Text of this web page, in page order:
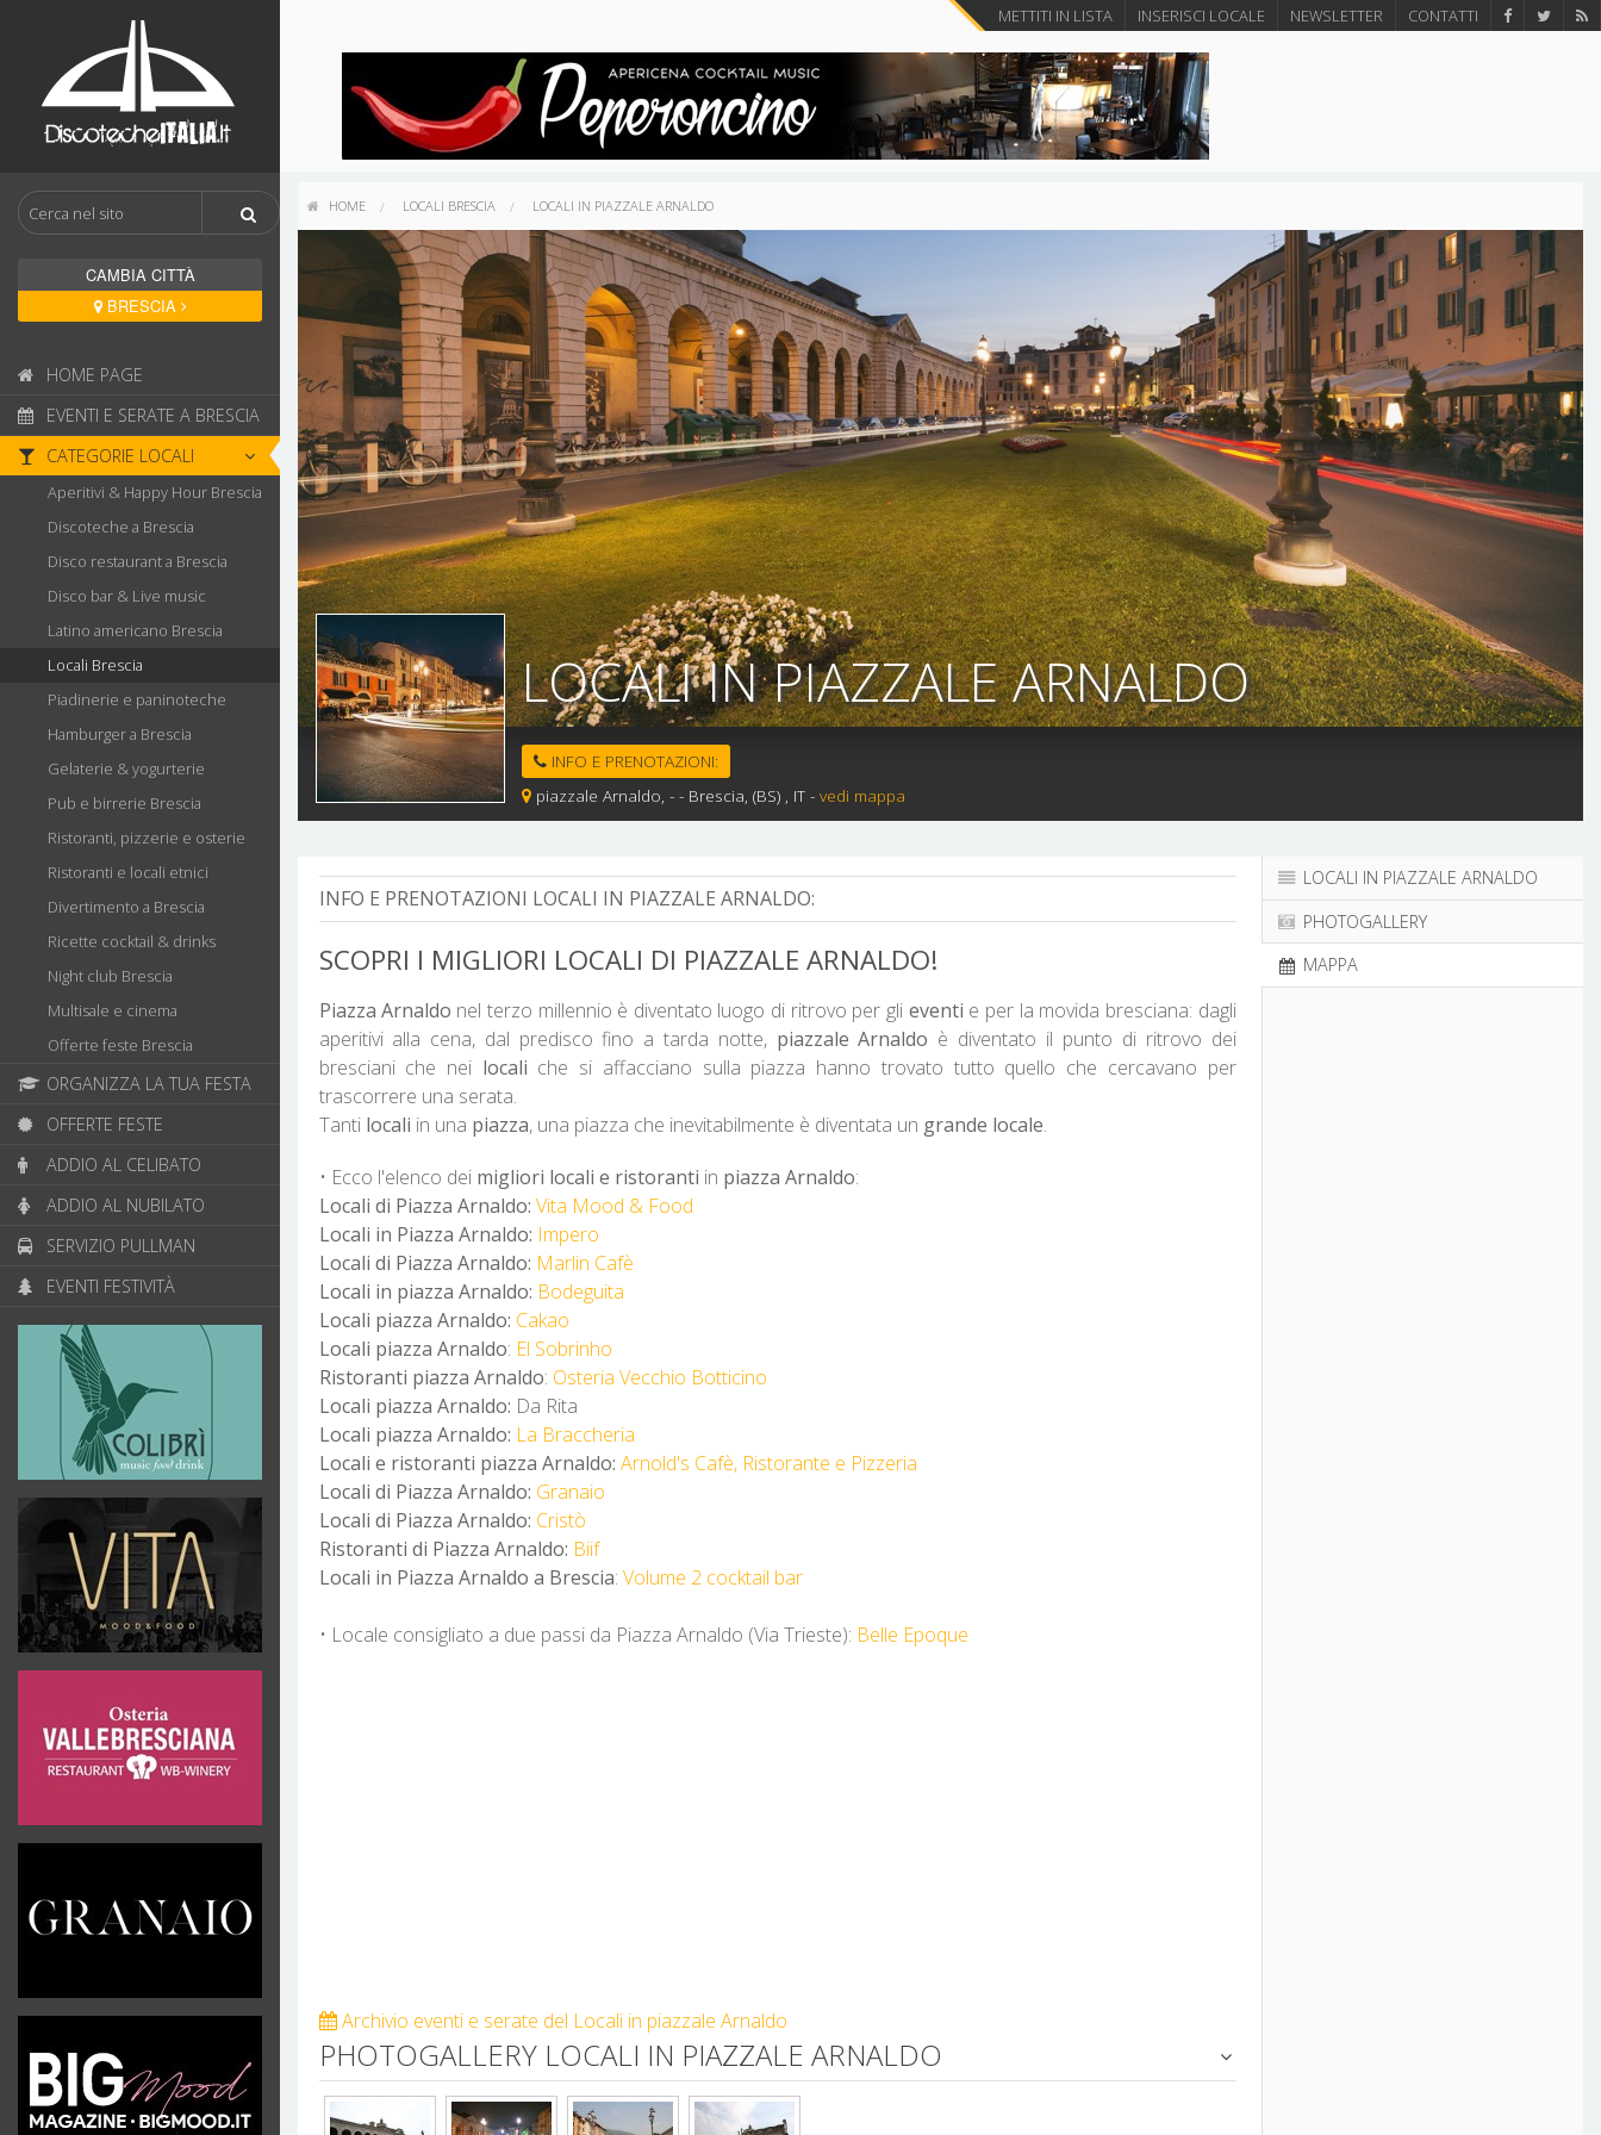
CAMBIA CITTÀ
BRESCIA
HOME PAGE
EVENTI E SERATE A BRESCIA
CATEGORIE LOCALI
Aperitivi & Happy Hour Brescia
Discoteche a Brescia
Disco restaurant a Brescia
Disco bar & Live music
Latino americano Brescia
Locali Brescia
Piadinerie e paninoteche
Hamburger a Brescia
Gelaterie & yogurterie
Pub e birrerie Brescia
Ristoranti, pizzerie e osterie
Ristoranti e locali etnici
Divertimento a Brescia
Ricette cocktail & drinks
Night club Brescia
Multisale e cinema
Offerte feste Brescia
ORGANIZZA LA TUA FESTA
OFFERTE FESTE
ADDIO AL CELIBATO
ADDIO AL NUBILATO
SERVIZIO PULLMAN
EVENTI FESTIVITÀ
METTITI IN LISTA INSERISCI LOCALE NEWSLETTER CONTATTI
HOME LOCALI BRESCIA LOCALI IN PIAZZALE ARNALDO
LOCALI IN PIAZZALE ARNALDO
INFO E PRENOTAZIONI:
piazzale Arnaldo, - - Brescia, (BS) , IT - vedi mappa
INFO E PRENOTAZIONI LOCALI IN PIAZZALE ARNALDO:
SCOPRI I MIGLIORI LOCALI DI PIAZZALE ARNALDO!
Piazza Arnaldo nel terzo millennio è diventato luogo di ritrovo per gli eventi e per la movida bresciana: dagli
aperitivi alla cena, dal predisco fino a tarda notte, piazzale Arnaldo è diventato il punto di ritrovo dei
bresciani che nei locali che si affacciano sulla piazza hanno trovato tutto quello che cercavano per
trascorrere una serata.
Tanti locali in una piazza, una piazza che inevitabilmente è diventata un grande locale.
• Ecco l'elenco dei migliori locali e ristoranti in piazza Arnaldo:
Locali di Piazza Arnaldo: Vita Mood & Food
Locali in Piazza Arnaldo: Impero
Locali di Piazza Arnaldo: Marlin Cafè
Locali in piazza Arnaldo: Bodeguita
Locali piazza Arnaldo: Cakao
Locali piazza Arnaldo: El Sobrinho
Ristoranti piazza Arnaldo: Osteria Vecchio Botticino
Locali piazza Arnaldo: Da Rita
Locali piazza Arnaldo: La Braccheria
Locali e ristoranti piazza Arnaldo: Arnold's Cafè, Ristorante e Pizzeria
Locali di Piazza Arnaldo: Granaio
Locali di Piazza Arnaldo: Cristò
Ristoranti di Piazza Arnaldo: Biif
Locali in Piazza Arnaldo a Brescia: Volume 2 cocktail bar
• Locale consigliato a due passi da Piazza Arnaldo (Via Trieste): Belle Epoque
Archivio eventi e serate del Locali in piazzale Arnaldo
PHOTOGALLERY LOCALI IN PIAZZALE ARNALDO
LOCALI IN PIAZZALE ARNALDO
PHOTOGALLERY
MAPPA